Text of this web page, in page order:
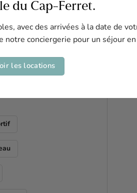
du Cap-Ferret.
avec des arrivées à la date de
notre conciergerie pour un séjour
les locations
800m
pour vous en